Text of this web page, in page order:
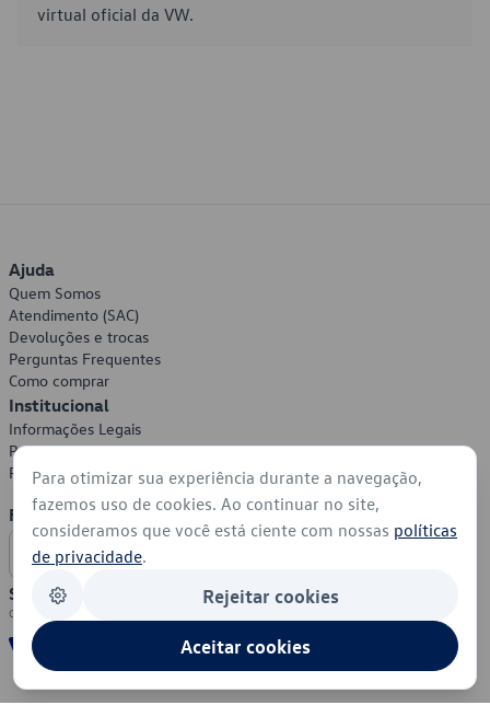
virtual oficial da VW.
Ajuda
Quem Somos
Atendimento (SAC)
Devoluções e trocas
Perguntas Frequentes
Como comprar
Institucional
Informações Legais
Política de Privacidade
Política de Cookies
Formas de Pagamento
Segurança
Para otimizar sua experiência durante a navegação,
fazemos uso de cookies. Ao continuar no site,
consideramos que você está ciente com nossas políticas
de privacidade.
Rejeitar cookies
Aceitar cookies